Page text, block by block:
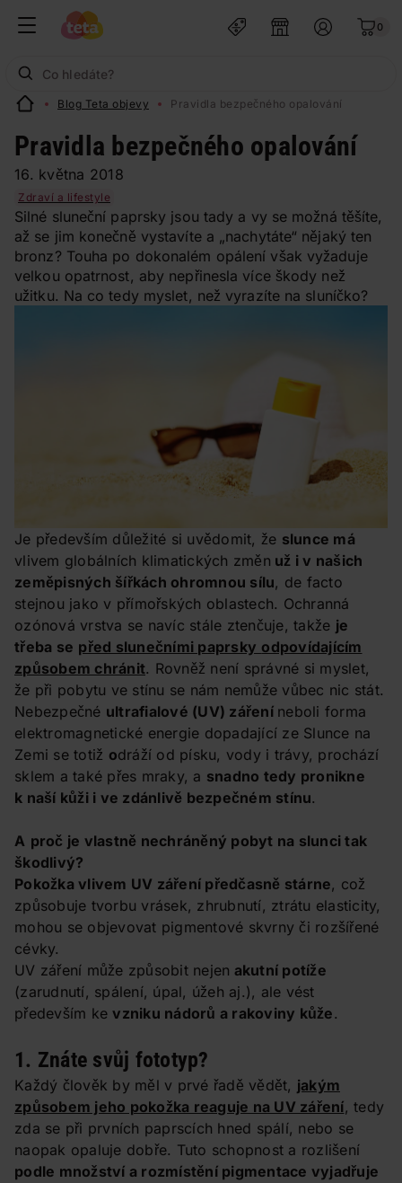
0
Blog Teta objevy Pravidla bezpečného opalování
Pravidla bezpečného opalování
16. května 2018
Zdraví a lifestyle
Silné sluneční paprsky jsou tady a vy se možná těšíte,
až se jim konečně vystavíte a „nachytáte“ nějaký ten
bronz? Touha po dokonalém opálení však vyžaduje
velkou opatrnost, aby nepřinesla více škody než
užitku. Na co tedy myslet, než vyrazíte na sluníčko?
Je především důležité si uvědomit, že slunce má
vlivem globálních klimatických změn už i v našich
zeměpisných šířkách ohromnou sílu, de facto
stejnou jako v přímořských oblastech. Ochranná
ozónová vrstva se navíc stále ztenčuje, takže je
třeba se před slunečními paprsky odpovídajícím
způsobem chránit. Rovněž není správné si myslet,
že při pobytu ve stínu se nám nemůže vůbec nic stát.
Nebezpečné ultrafialové (UV) záření neboli forma
elektromagnetické energie dopadající ze Slunce na
Zemi se totiž odráží od písku, vody i trávy, prochází
sklem a také přes mraky, a snadno tedy pronikne
k naší kůži i ve zdánlivě bezpečném stínu.
A proč je vlastně nechráněný pobyt na slunci tak
škodlivý?
Pokožka vlivem UV záření předčasně stárne, což
způsobuje tvorbu vrásek, zhrubnutí, ztrátu elasticity,
mohou se objevovat pigmentové skvrny či rozšířené
cévky.
UV záření může způsobit nejen akutní potíže
(zarudnutí, spálení, úpal, úžeh aj.), ale vést
především kevzniku nádorů a rakoviny kůže.
1. Znáte svůj fototyp?
Každý člověk by měl v prvé řadě vědět, jakým
způsobem jeho pokožka reaguje na UV záření, tedy
zda se při prvních paprscích hned spálí, nebo se
naopak opaluje dobře. Tuto schopnost a rozlišení
podle množství a rozmístění pigmentace vyjadřuje